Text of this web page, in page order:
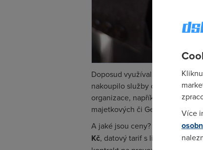
Doposud využíval celý resort
nakoupilo služby od jednoho
organizace, například Generální
majetkových či Generální
A jaké jsou ceny? Nová rámcová
Kč, datový tarif s limitem 3 GB
Více